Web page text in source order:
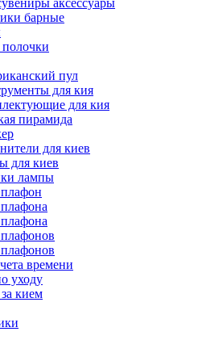
аксессуары
барные
пул
для кия
для кия
пирамида
для киев
для киев
лампы
времени
уходу
кием